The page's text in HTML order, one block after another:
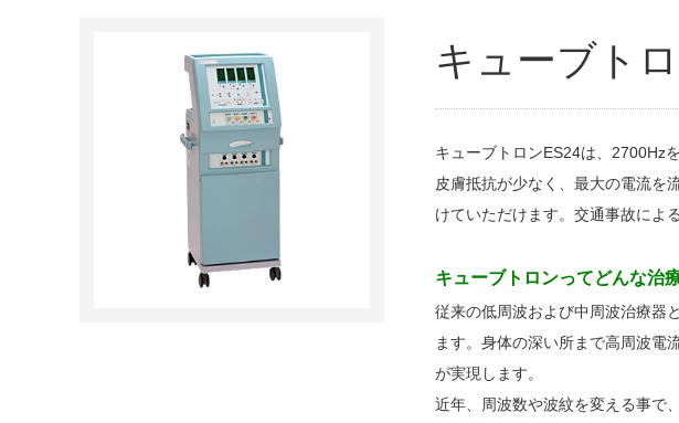
キューブト
キューブトロンES24は、2700Hz
皮膚抵抗が少なく、最大の電流を
けていただけます。交通事故によ
キューブトロンってどんな治
従来の低周波および中周波治療器
ます。身体の深い所まで高周波電
が実現します。
近年、周波数や波紋を変える事で